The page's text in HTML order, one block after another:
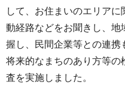
して、お住まいのエリア
動経路などをお聞きし、
握し、民間企業等との連
将来的なまちのあり方等の
査を実施しました。